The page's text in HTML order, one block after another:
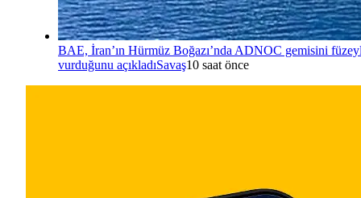
BAE, İran’ın Hürmüz Boğazı’nda ADNOC gemisini
vurduğunu açıkladıSavaş10 saat önce